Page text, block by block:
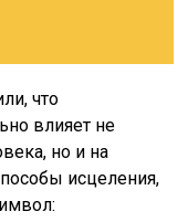
что
влияет не
но и на
исцеления,